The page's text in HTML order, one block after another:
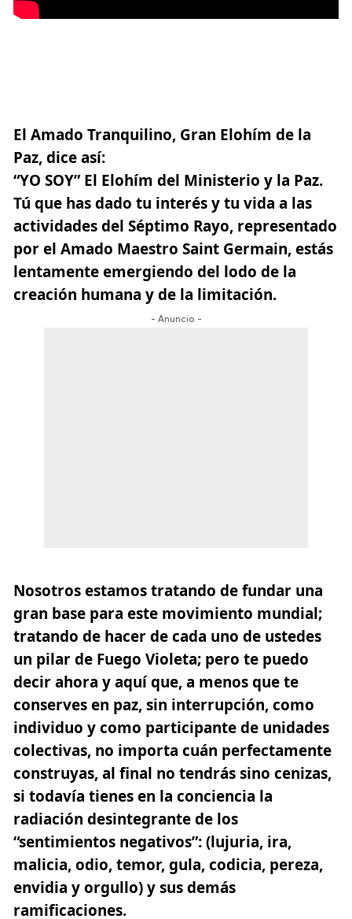
El Amado Tranquilino, Gran Elohím de la
Paz, dice así:
“YO SOY” El Elohím del Ministerio y la Paz.
Tú que has dado tu interés y tu vida a las
actividades del Séptimo Rayo, representado
por el Amado Maestro Saint Germain, estás
lentamente emergiendo del lodo de la
creación humana y de la limitación.
- Anuncio -
Nosotros estamos tratando de fundar una
gran base para este movimiento mundial;
tratando de hacer de cada uno de ustedes
un pilar de Fuego Violeta; pero te puedo
decir ahora y aquí que, a menos que te
conserves en paz, sin interrupción, como
individuo y como participante de unidades
colectivas, no importa cuán perfectamente
construyas, al final no tendrás sino cenizas,
si todavía tienes en la conciencia la
radiación desintegrante de los
“sentimientos negativos”: (lujuria, ira,
malicia, odio, temor, gula, codicia, pereza,
envidia y orgullo) y sus demás
ramificaciones.